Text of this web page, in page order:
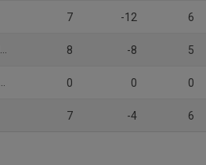
7 -12 6
8 -8 5
0 0 0
7 -4 6